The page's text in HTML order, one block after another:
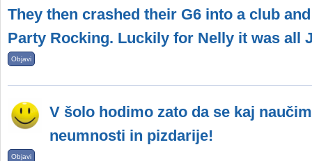
They then crashed their G6 into a club
Party Rocking. Luckily for Nelly it was all
Objavi
V šolo hodimo zato da se kaj
neumnosti in pizdarije!
Objavi